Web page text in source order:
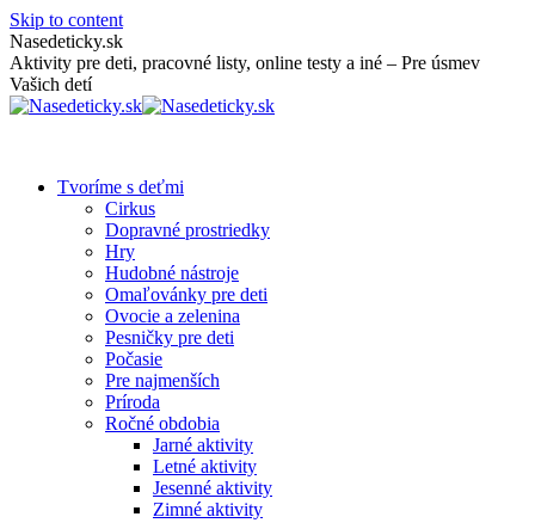
Skip to content
Nasedeticky.sk
Aktivity pre deti, pracovné listy, online testy a iné – Pre úsmev
Vašich detí
Tvoríme s deťmi
Cirkus
Dopravné prostriedky
Hry
Hudobné nástroje
Omaľovánky pre deti
Ovocie a zelenina
Pesničky pre deti
Počasie
Pre najmenších
Príroda
Ročné obdobia
Jarné aktivity
Letné aktivity
Jesenné aktivity
Zimné aktivity